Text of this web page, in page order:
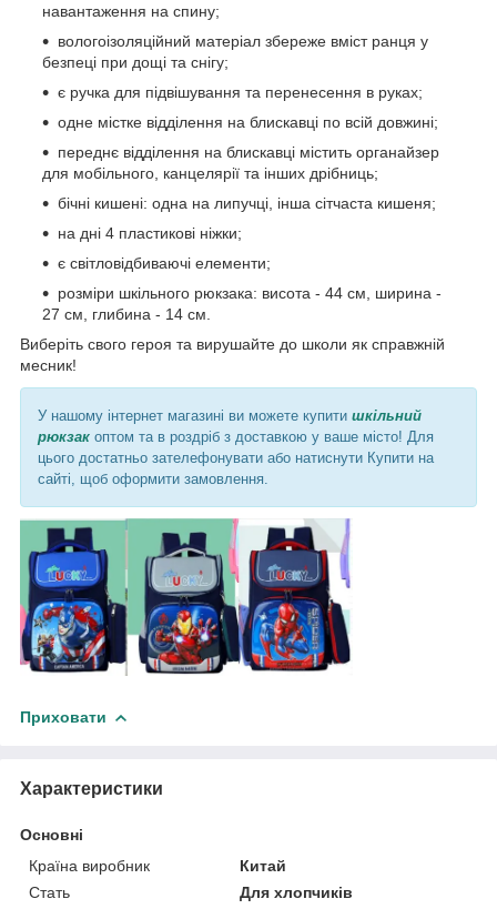
навантаження на спину;
вологоізоляційний матеріал збереже вміст ранця у
безпеці при дощі та снігу;
є ручка для підвішування та перенесення в руках;
одне містке відділення на блискавці по всій довжині;
переднє відділення на блискавці містить органайзер
для мобільного, канцелярії та інших дрібниць;
бічні кишені: одна на липучці, інша сітчаста кишеня;
на дні 4 пластикові ніжки;
є світловідбиваючі елементи;
розміри шкільного рюкзака: висота - 44 см, ширина -
27 см, глибина - 14 см.
Виберіть свого героя та вирушайте до школи як справжній
месник!
У нашому інтернет магазині ви можете купити шкільний
рюкзак оптом та в роздріб з доставкою у ваше місто! Для
цього достатньо зателефонувати або натиснути Купити на
сайті, щоб оформити замовлення.
Приховати
Характеристики
Основні
Країна виробник
Китай
Стать
Для хлопчиків